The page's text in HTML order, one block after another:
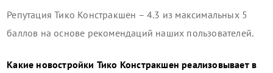
РепутацияТико Констракшен –4.3 из максимальных 5
баллов на основе рекомендаций наших пользователей.
Какие новостройки Тико Констракшен реализовывает в